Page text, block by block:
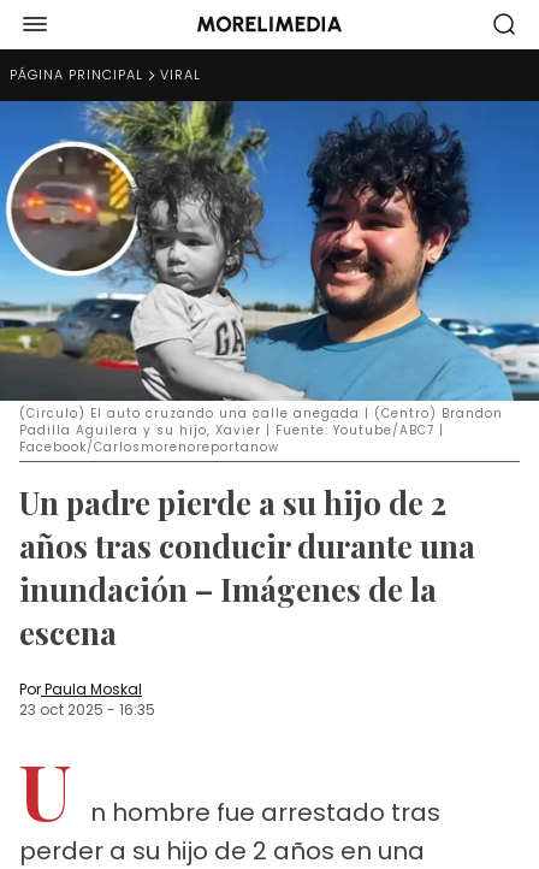
PÁGINA PRINCIPAL VIRAL
(Circulo) El auto cruzando una calle anegada | (Centro) Brandon
Padilla Aguilera y su hijo, Xavier | Fuente: Youtube/ABC7 |
Facebook/Carlosmorenoreportanow
Un padre pierde a su hijo de 2
años tras conducir durante una
inundación – Imágenes de la
escena
PorPaula Moskal
23 oct 2025 - 16:35
U
n hombre fue arrestado tras
perder a su hijo de 2 años en una